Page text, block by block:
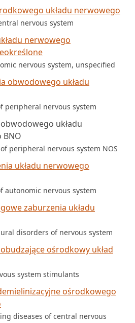
układu nerwowego
nervous system
nerwowego
nervous system, unspecified
obwodowego układu
peripheral nervous system
układu
peripheral nervous system NOS
układu nerwowego
autonomic nervous system
zaburzenia układu
disorders of nervous system
ośrodkowy układ
system stimulants
ośrodkowego
diseases of central nervous